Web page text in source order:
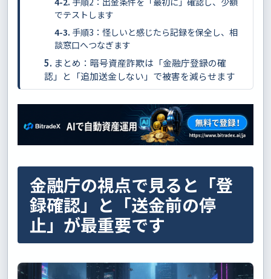
でテストします
手順3：怪しいと感じたら記録を保全し、相
談窓口へつなぎます
まとめ：暗号資産詐欺は「金融庁登録の確
認」と「追加送金しない」で被害を減らせます
金融庁の視点で見ると「登
録確認」と「送金前の停
止」が最重要です